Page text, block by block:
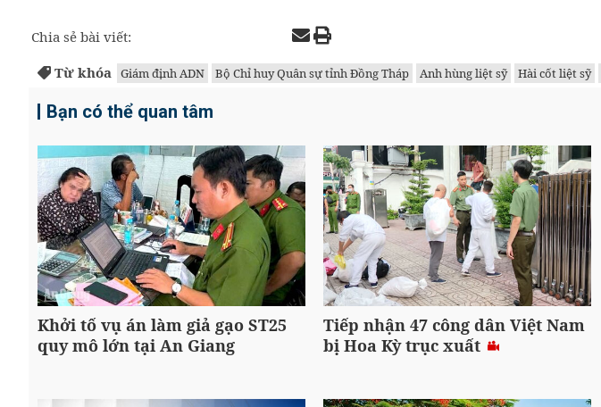
Chia sẻ bài viết:
Từ khóa
Giám định ADN Bộ Chỉ huy Quân sự tỉnh Đồng Tháp Anh hùng liệt sỹ Hài cốt liệt sỹ
Bạn có thể quan tâm
Khởi tố vụ án làm giả gạo ST25
quy mô lớn tại An Giang
Tiếp nhận 47 công dân Việt Nam
bị Hoa Kỳ trục xuất